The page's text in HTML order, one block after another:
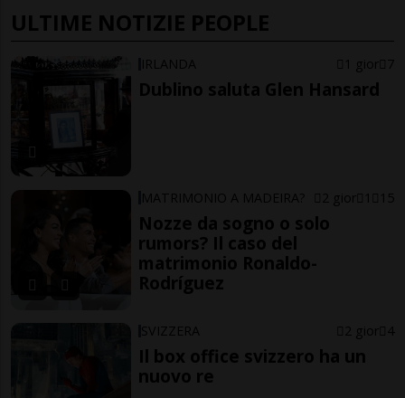
ULTIME NOTIZIE PEOPLE
IRLANDA 1 gior 7
Dublino saluta Glen Hansard
MATRIMONIO A MADEIRA? 2 gior 1 15
Nozze da sogno o solo
rumors? Il caso del
matrimonio Ronaldo-
Rodríguez
SVIZZERA 2 gior 4
Il box office svizzero ha un
nuovo re